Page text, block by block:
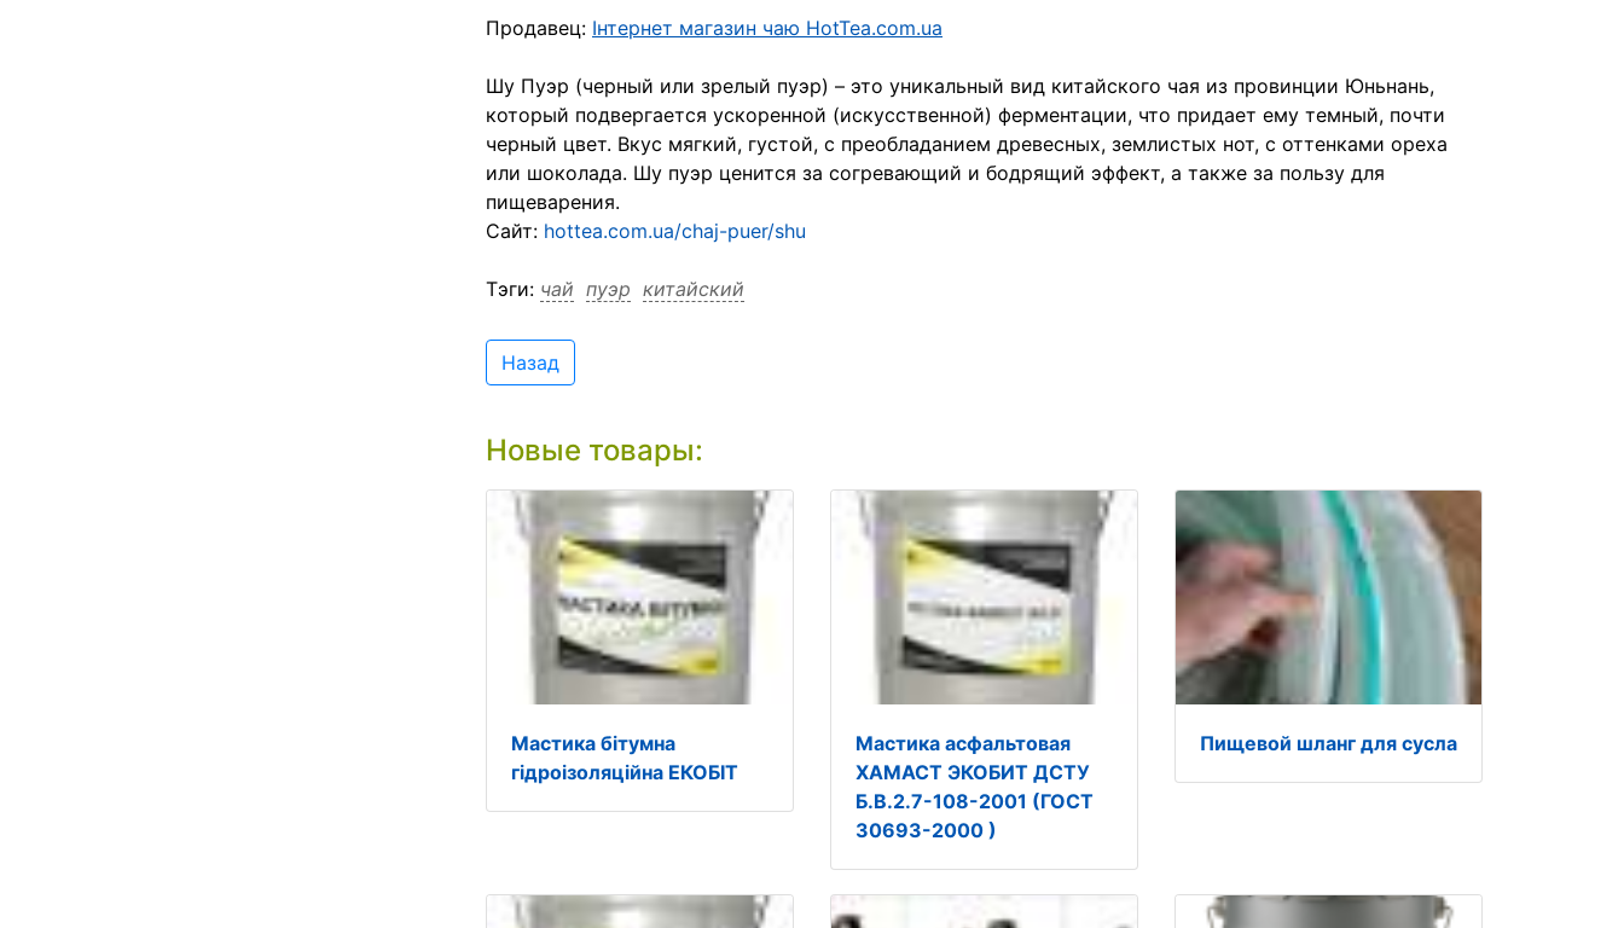
Продавец: Інтернет магазин чаю HotTea.com.ua
Шу Пуэр (черный или зрелый пуэр) – это уникальный вид китайского чая из провинции Юньнань,
который подвергается ускоренной (искусственной) ферментации, что придает ему темный, почти
черный цвет. Вкус мягкий, густой, с преобладанием древесных, землистых нот, с оттенками ореха
или шоколада. Шу пуэр ценится за согревающий и бодрящий эффект, а также за пользу для
пищеварения.
Сайт: hottea.com.ua/chaj-puer/shu
Tэги: чай пуэр китайский
Назад
Новые товары:
Мастика бітумна
гідроізоляційна EКОБІТ
Мастика асфальтовая
ХАМАСТ ЭКОБИТ ДСТУ
Б.В.2.7-108-2001 (ГОСТ
30693-2000 )
Пищевой шланг для сусла